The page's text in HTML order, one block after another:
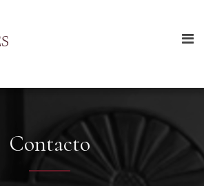
Contacto